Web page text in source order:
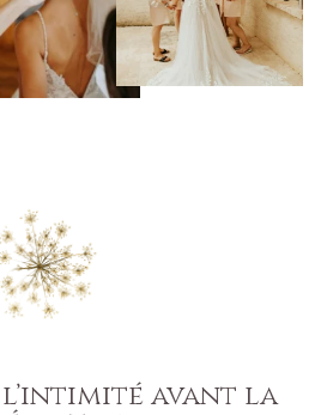
l’intimité avant la